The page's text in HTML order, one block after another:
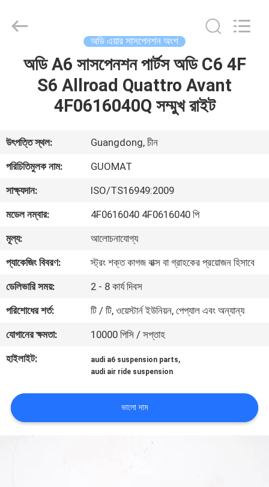
আমাদের
সম্পর্কে
কারখানা
ভ্রমণ
মান
নিয়ন্ত্রণ
করুন
জন্য
আবেদন
Reserved.
অডি এয়ার সাসপেনশন অংশ
অডি A6 সাসপেনশন পার্টস অডি C6 4F
S6 Allroad Quattro Avant
4F0616040Q সম্মুখ রাইট
উৎপত্তি স্থল:
Guangdong, চীন
পরিচিতিমুলক নাম:
GUOMAT
সাক্ষ্যদান:
ISO/TS16949:2009
মডেল নম্বার:
4F0616040 4F0616040 পি
মূল্য:
আলোচনাযোগ্য
প্যাকেজিং বিবরণ:
স্ট্রং শক্ত কাগজ বাক্স বা গ্রাহকের প্রয়োজন হিসাবে
ডেলিভারি সময়:
2 - 8 কার্য দিবস
পরিশোধের শর্ত:
টি / টি, ওয়েস্টার্ন ইউনিয়ন, পেপ্যাল ​​এবং অন্যান্য
যোগানের ক্ষমতা:
10000 পিসি / সপ্তাহ
হাইলাইট:
audi a6 suspension parts,
audi air ride suspension
ভালো দাম